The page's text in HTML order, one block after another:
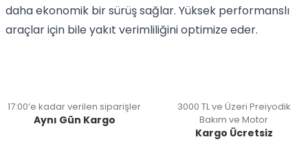
daha ekonomik bir sürüş sağlar. Yüksek performanslı
araçlar için bile yakıt verimliliğini optimize eder.
17:00’e kadar verilen siparişler
Aynı Gün Kargo
3000 TL ve Üzeri Preiyodik
Bakım ve Motor
Kargo Ücretsiz